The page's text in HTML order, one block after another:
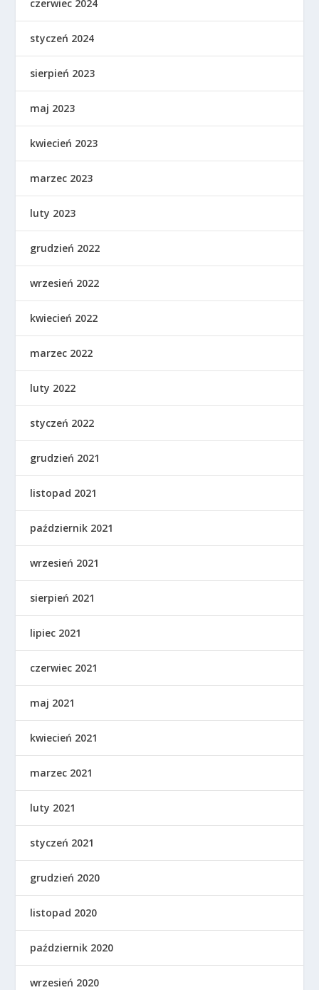
czerwiec 2024
styczeń 2024
sierpień 2023
maj 2023
kwiecień 2023
marzec 2023
luty 2023
grudzień 2022
wrzesień 2022
kwiecień 2022
marzec 2022
luty 2022
styczeń 2022
grudzień 2021
listopad 2021
październik 2021
wrzesień 2021
sierpień 2021
lipiec 2021
czerwiec 2021
maj 2021
kwiecień 2021
marzec 2021
luty 2021
styczeń 2021
grudzień 2020
listopad 2020
październik 2020
wrzesień 2020